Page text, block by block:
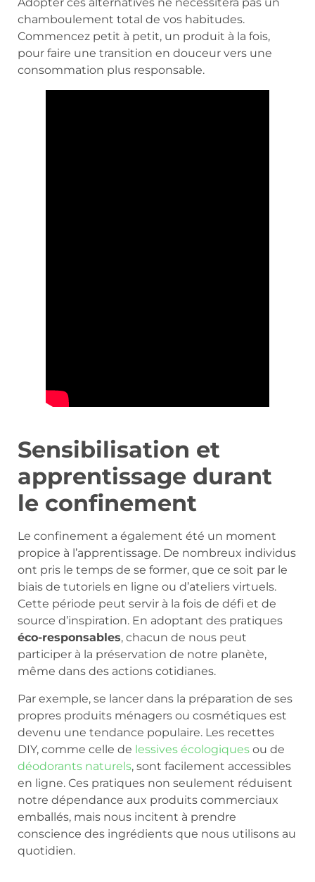
Adopter ces alternatives ne nécessitera pas un
chamboulement total de vos habitudes.
Commencez petit à petit, un produit à la fois,
pour faire une transition en douceur vers une
consommation plus responsable.
Sensibilisation et
apprentissage durant
le confinement
Le confinement a également été un moment
propice à l’apprentissage. De nombreux individus
ont pris le temps de se former, que ce soit par le
biais de tutoriels en ligne ou d’ateliers virtuels.
Cette période peut servir à la fois de défi et de
source d’inspiration. En adoptant des pratiques
éco-responsables, chacun de nous peut
participer à la préservation de notre planète,
même dans des actions cotidianes.
Par exemple, se lancer dans la préparation de ses
propres produits ménagers ou cosmétiques est
devenu une tendance populaire. Les recettes
DIY, comme celle de lessives écologiques ou de
déodorants naturels, sont facilement accessibles
en ligne. Ces pratiques non seulement réduisent
notre dépendance aux produits commerciaux
emballés, mais nous incitent à prendre
conscience des ingrédients que nous utilisons au
quotidien.